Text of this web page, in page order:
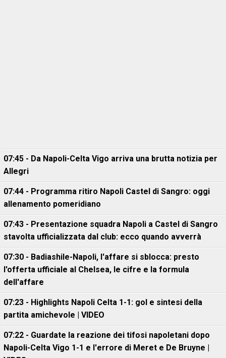
07:45 - Da Napoli-Celta Vigo arriva una brutta notizia per
Allegri
07:44 - Programma ritiro Napoli Castel di Sangro: oggi
allenamento pomeridiano
07:43 - Presentazione squadra Napoli a Castel di Sangro
stavolta ufficializzata dal club: ecco quando avverrà
07:30 - Badiashile-Napoli, l'affare si sblocca: presto
l'offerta ufficiale al Chelsea, le cifre e la formula
dell'affare
07:23 - Highlights Napoli Celta 1-1: gol e sintesi della
partita amichevole | VIDEO
07:22 - Guardate la reazione dei tifosi napoletani dopo
Napoli-Celta Vigo 1-1 e l'errore di Meret e De Bruyne |